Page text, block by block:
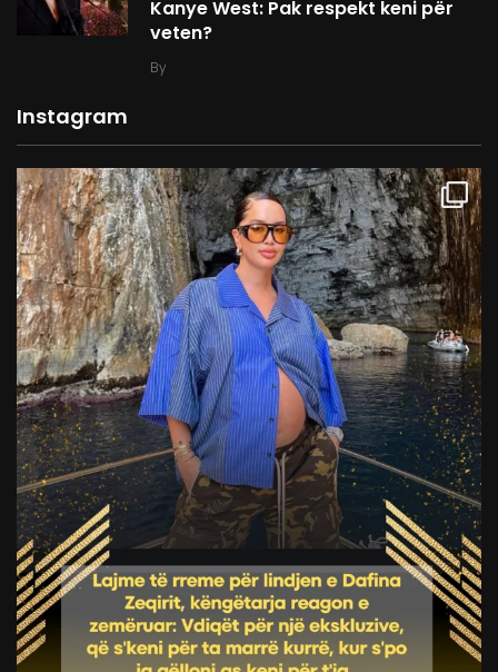
Kanye West: Pak respekt keni për
veten?
By
Instagram